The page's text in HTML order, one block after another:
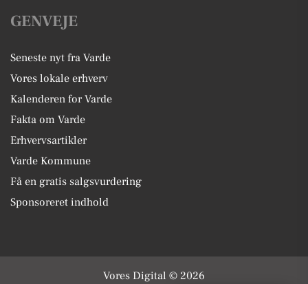
GENVEJE
Seneste nyt fra Varde
Vores lokale erhverv
Kalenderen for Varde
Fakta om Varde
Erhvervsartikler
Varde Kommune
Få en gratis salgsvurdering
Sponsoreret indhold
Vores Digital © 2026